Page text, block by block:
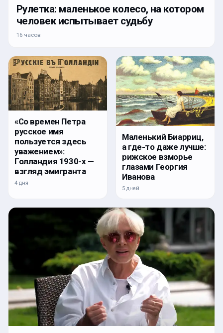
Рулетка: маленькое колесо, на котором
человек испытывает судьбу
16 часов
«Со времен Петра
русское имя
пользуется здесь
уважением»:
Голландия 1930-х —
взгляд эмигранта
4 дня
Маленький Биарриц,
а где-то даже лучше:
рижское взморье
глазами Георгия
Иванова
5 дней